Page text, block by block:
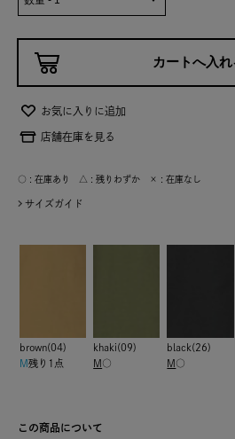
お気に入りに追加
店舗在庫を見る
○ : 在庫あり △ : 残りわずか × : 在庫なし
サイズガイド
brown(04)
M残り1点
khaki(09)
M ○
black(26)
M ○
この商品について